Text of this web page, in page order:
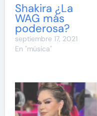
Shakira ¿La
WAG más
poderosa?
septiembre 17, 2021
En "música"